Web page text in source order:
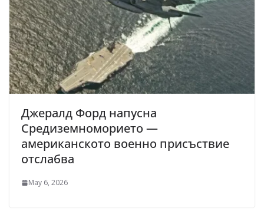
Джералд Форд напусна
Средиземноморието —
американското военно присъствие
отслабва
May 6, 2026